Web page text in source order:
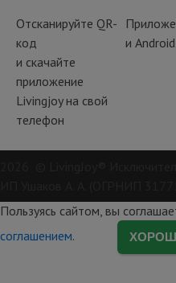
Отсканируйте QR-
код
и скачайте
приложение
Livingjoy на свой
телефон
и Android
Пользуясь сайтом, вы
соглашением.